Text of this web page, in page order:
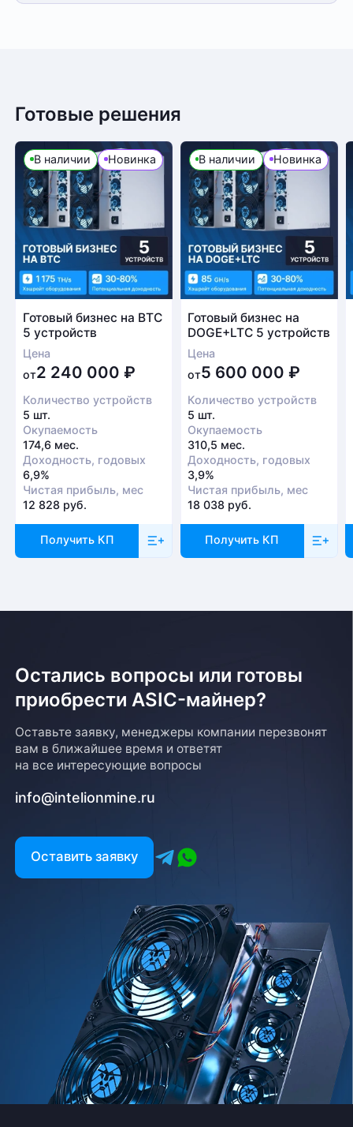
Готовые решения
В наличии Новинка
Готовый бизнес на BTC
5 устройств
Цена
от2 240 000 ₽
Количество устройств
5 шт.
Окупаемость
174,6 мес.
Доходность, годовых
6,9%
Чистая прибыль, мес
12 828 руб.
Получить КП
В наличии Новинка
Готовый бизнес на
DOGE+LTC 5 устройств
Цена
от5 600 000₽
Количество устройств
5 шт.
Окупаемость
310,5 мес.
Доходность, годовых
3,9%
Чистая прибыль, мес
18 038 руб.
Получить КП
Остались вопросы или готовы
приобрести ASIC-майнер?
Оставьте заявку, менеджеры компании перезвонят
вам в ближайшее время и ответят
на все интересующие вопросы
info@intelionmine.ru
Оставить заявку